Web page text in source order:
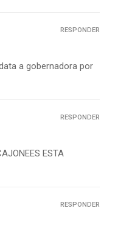
a gobernadora por
RESPONDER
ESTA
RESPONDER
RESPONDER